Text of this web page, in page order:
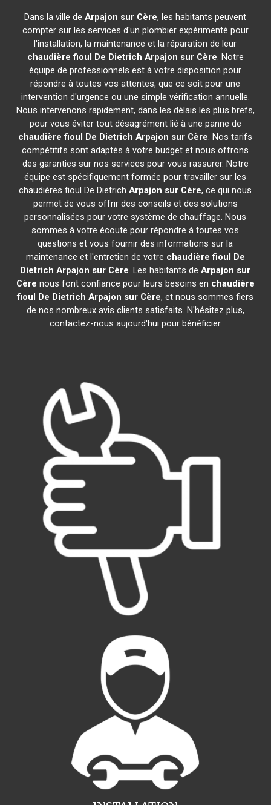
Dans la ville deArpajon sur Cère, les habitants peuvent
compter sur les services d'un plombier expérimenté pour
l'installation, la maintenance et la réparation de leur
chaudière fioul De Dietrich Arpajon sur Cère. Notre
équipe de professionnels est à votre disposition pour
répondre à toutes vos attentes, que ce soit pour une
intervention d'urgence ou une simple vérification annuelle.
Nous intervenons rapidement, dans les délais les plus brefs,
pour vous éviter tout désagrément lié à une panne de
chaudière fioul De Dietrich Arpajon sur Cère. Nos tarifs
compétitifs sont adaptés à votre budget et nous offrons
des garanties sur nos services pour vous rassurer. Notre
équipe est spécifiquement formée pour travailler sur les
chaudières fioul De DietrichArpajon sur Cère, ce qui nous
permet de vous offrir des conseils et des solutions
personnalisées pour votre système de chauffage. Nous
sommes à votre écoute pour répondre à toutes vos
questions et vous fournir des informations sur la
maintenance et l'entretien de votre chaudière fioul De
Dietrich Arpajon sur Cère. Les habitants deArpajon sur
Cère nous font confiance pour leurs besoins en chaudière
fioul De Dietrich Arpajon sur Cère, et nous sommes fiers
de nos nombreux avis clients satisfaits. N'hésitez plus,
contactez-nous aujourd'hui pour bénéficier